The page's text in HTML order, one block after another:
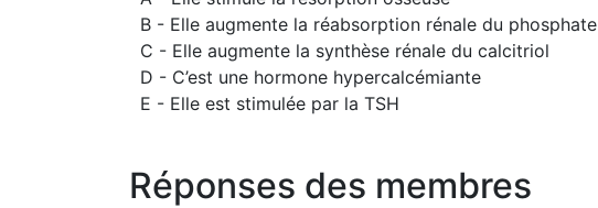
B - Elle augmente la réabsorption rénale du phosphate
C - Elle augmente la synthèse rénale du calcitriol
D - C’est une hormone hypercalcémiante
E - Elle est stimulée par la TSH
Réponses des membres